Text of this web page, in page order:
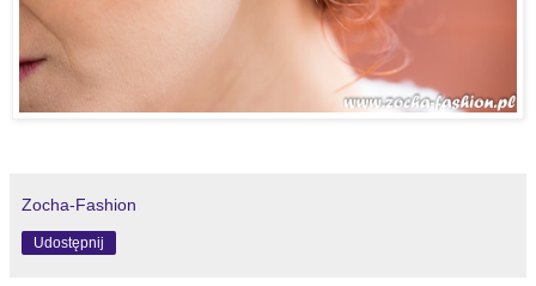
Zocha-Fashion
Udostępnij